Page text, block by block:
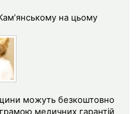
на цьому
можуть безкоштовно
медичних гарантій